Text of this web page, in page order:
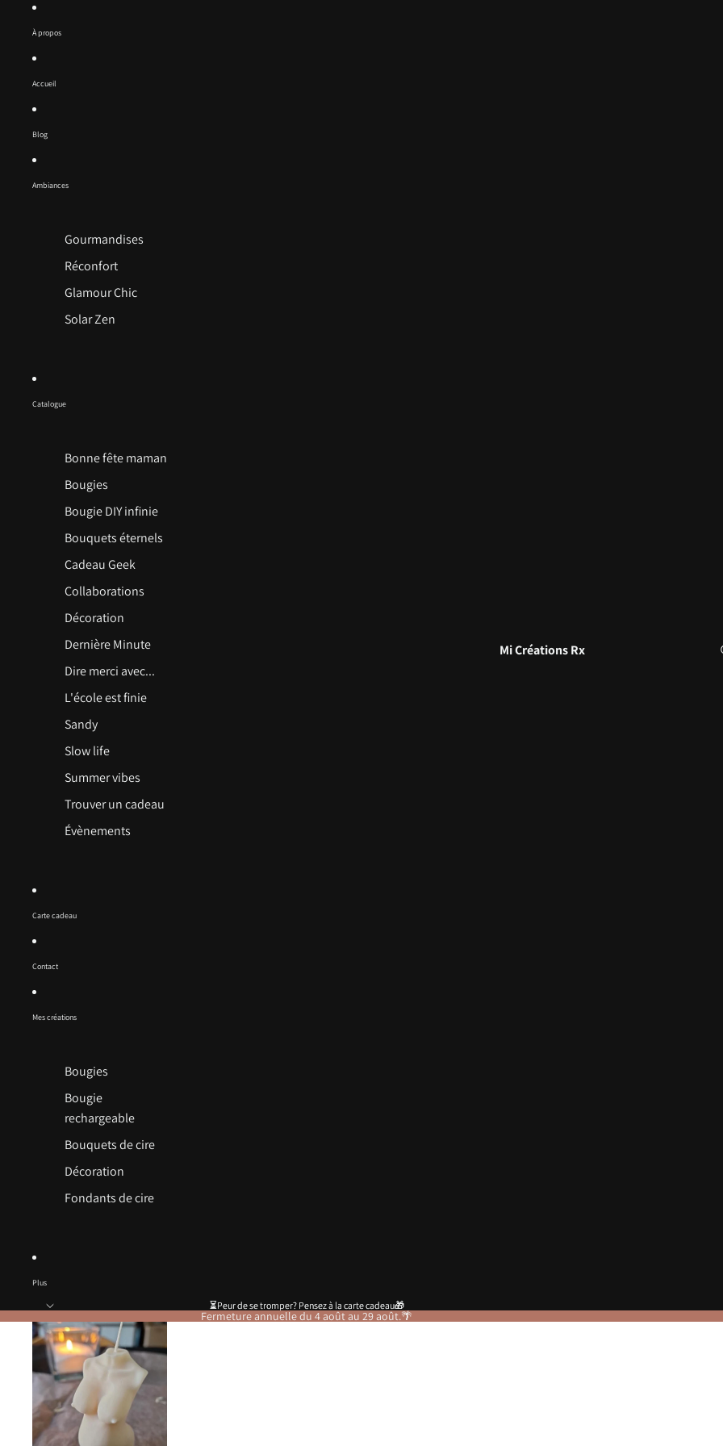
À propos
Accueil
Blog
Ambiances
Gourmandises
Réconfort
Glamour Chic
Solar Zen
Catalogue
Bonne fête maman
Bougies
Bougie DIY infinie
Bouquets éternels
Cadeau Geek
Collaborations
Décoration
Dernière Minute
Dire merci avec...
L'école est finie
Sandy
Slow life
Summer vibes
Trouver un cadeau
Évènements
Carte cadeau
Contact
Mes créations
Bougies
Bougie
rechargeable
Bouquets de cire
Décoration
Fondants de cire
Plus
Mi Créations Rx
⏳️Peur de se tromper? Pensez à la carte cadeau🎁
⏳️Peur de se tromper? Pensez à la carte cadeau🎁
Fermeture annuelle du 4 août au 29 août.🌴